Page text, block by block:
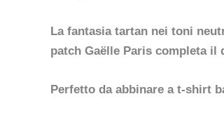
La fantasia tartan nei toni
patch Gaëlle Paris completa il
Perfetto da abbinare a t-shirt